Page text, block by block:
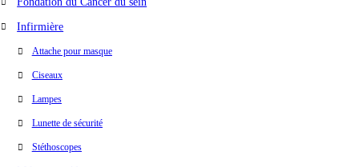
Infirmière
Attache pour masque
Ciseaux
Lampes
Lunette de sécurité
Stéthoscopes